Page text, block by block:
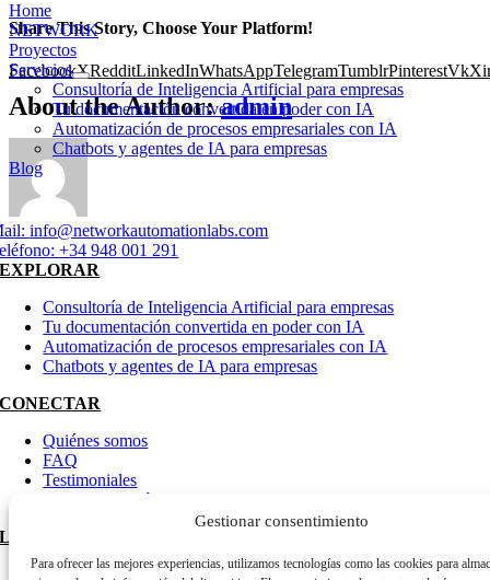
Gestionar consentimiento
Para ofrecer las mejores experiencias, utilizamos tecnologías como las cookies para
Home
NETWORK
Proyectos
Servicios
Consultoría de Inteligencia Artificial para empresas
Tu documentación convertida en poder con IA
Automatización de procesos empresariales con IA
Chatbots y agentes de IA para empresas
Blog
Share This Story, Choose Your Platform!
FacebookXRedditLinkedInWhatsAppTelegramTumblrPinterestVk
About the Author:admin
info@networkautomationlabs.com
+34 948 001 291
EXPLORAR
Consultoría de Inteligencia Artificial para empresas
Tu documentación convertida en poder con IA
Automatización de procesos empresariales con IA
Chatbots y agentes de IA para empresas
CONECTAR
Quiénes somos
FAQ
Testimoniales
Agendar reunión
LEGAL
Política de privacidad